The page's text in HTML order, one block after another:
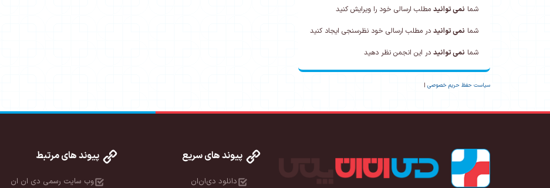
شما نمی توانید مطلب ارسالی خود را ویرایش کنید
شما نمی توانید در مطلب ارسالی خود نظرسنجی ایجاد کنید
شما نمی توانید در این انجمن نظر دهید
سیاست حفظ حریم خصوصی |
پیوند های سریع
دانلود دی‌ان‌ان
پیوند های مرتبط
وب سایت رسمی دی ان ان